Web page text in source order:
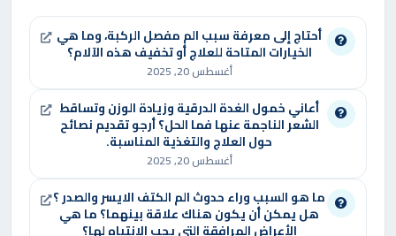
أحتاج إلى معرفة سبب الم مفصل الركبة، وما هي
الخيارات المتاحة للعلاج أو تخفيف هذه الآلام؟
أغسطس 20, 2025
أعاني خمول الغدة الدرقية وزيادة الوزن وتساقط
الشعر الناجمة عنها فما الحل؟ أرجو تقديم نصائح
حول العلاج والتغذية المناسبة.
أغسطس 20, 2025
ما هو السبب وراء حدوث الم الكتف الايسر والصدر ؟
هل يمكن أن يكون هناك علاقة بينهما؟ ما هي
الأعراض المرافقة التي يجب الانتباه لها؟